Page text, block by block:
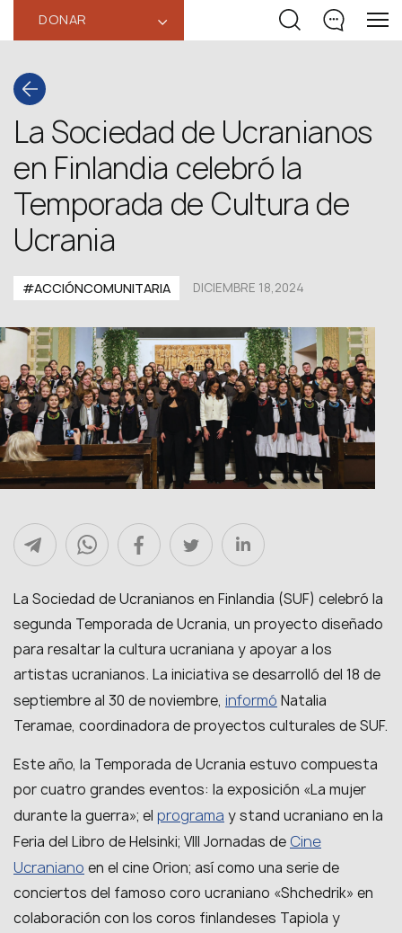
DONAR ‹
La Sociedad de Ucranianos
en Finlandia celebró la
Temporada de Cultura de
Ucrania
#ACCIÓNCOMUNITARIA DICIEMBRE 18,2024
La Sociedad de Ucranianos en Finlandia (SUF) celebró la
segunda Temporada de Ucrania, un proyecto diseñado
para resaltar la cultura ucraniana y apoyar a los
artistas ucranianos. La iniciativa se desarrolló del 18 de
septiembre al 30 de noviembre, informó Natalia
Teramae, coordinadora de proyectos culturales de SUF.
Este año, la Temporada de Ucrania estuvo compuesta
por cuatro grandes eventos: la exposición «La mujer
durante la guerra»; el programa y stand ucraniano en la
Feria del Libro de Helsinki; VIII Jornadas de Cine
Ucraniano en el cine Orion; así como una serie de
conciertos del famoso coro ucraniano «Shchedrik» en
colaboración con los coros finlandeses Tapiola y